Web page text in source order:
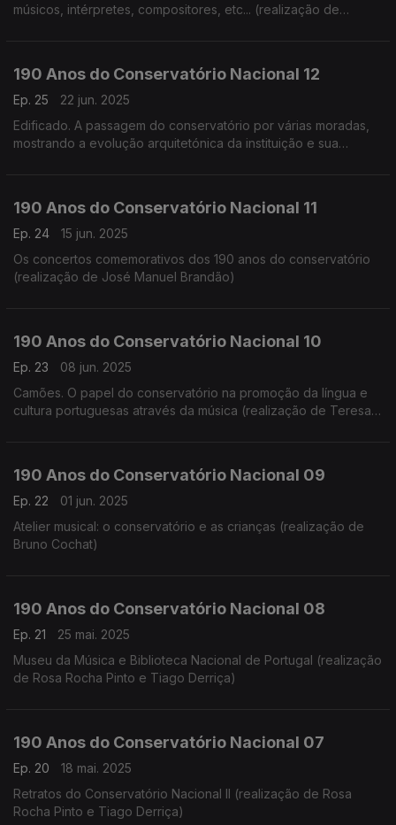
músicos, intérpretes, compositores, etc... (realização de
190 Anos do Conservatório Nacional 12
Ep. 25
22 jun. 2025
Edificado. A passagem do conservatório por várias moradas,
mostrando a evolução arquitetónica da instituição e sua
190 Anos do Conservatório Nacional 11
Ep. 24
15 jun. 2025
Os concertos comemorativos dos 190 anos do conservatório
(realização de José Manuel Brandão)
190 Anos do Conservatório Nacional 10
Ep. 23
08 jun. 2025
Camões. O papel do conservatório na promoção da língua e
cultura portuguesas através da música (realização de Teresa
190 Anos do Conservatório Nacional 09
Ep. 22
01 jun. 2025
Atelier musical: o conservatório e as crianças (realização de
Bruno Cochat)
190 Anos do Conservatório Nacional 08
Ep. 21
25 mai. 2025
Museu da Música e Biblioteca Nacional de Portugal (realização
de Rosa Rocha Pinto e Tiago Derriça)
190 Anos do Conservatório Nacional 07
Ep. 20
18 mai. 2025
Retratos do Conservatório Nacional II (realização de Rosa
Rocha Pinto e Tiago Derriça)